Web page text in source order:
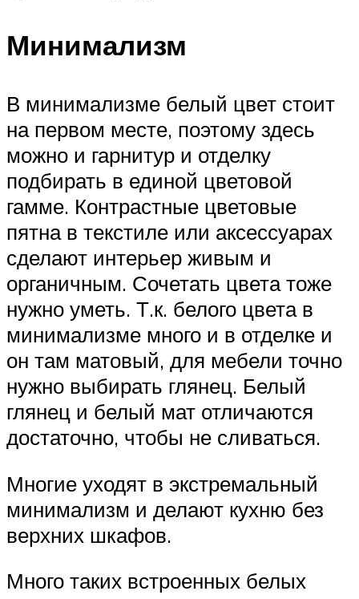
Минимализм
В минимализме белый цвет стоит
на первом месте, поэтому здесь
можно и гарнитур и отделку
подбирать в единой цветовой
гамме. Контрастные цветовые
пятна в текстиле или аксессуарах
сделают интерьер живым и
органичным. Сочетать цвета тоже
нужно уметь. Т.к. белого цвета в
минимализме много и в отделке и
он там матовый, для мебели точно
нужно выбирать глянец. Белый
глянец и белый мат отличаются
достаточно, чтобы не сливаться.
Многие уходят в экстремальный
минимализм и делают кухню без
верхних шкафов.
Много таких встроенных белых